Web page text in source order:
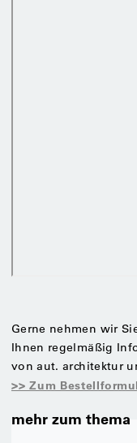
Gerne nehmen wir
Ihnen regelmäßig
von aut. architektur
>> Zum
mehr zum thema